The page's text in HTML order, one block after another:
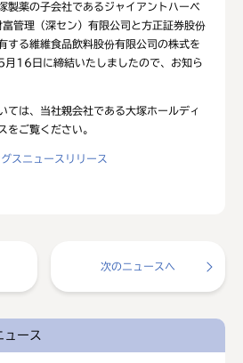
製薬の子会社であるジャイアントハーベ
管理（深セン）有限公司と方正証券股份
する維維食品飲料股份有限公司の株式を
16日に締結いたしましたので、お知ら
ては、当社親会社である大塚ホールディ
をご覧ください。
スニュースリリース
次のニュースへ
ュース